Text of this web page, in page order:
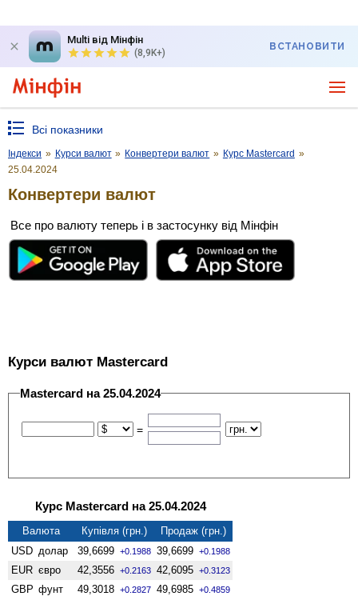
Multi від Мінфін
(8,9K+)
ВСТАНОВИТИ
Всі показники
Індекси » Курси валют » Конвертери валют » Курс Mastercard »
25.04.2024
Конвертери валют
Все про валюту теперь і в застосунку від Мінфін
Курси валют Mastercard
Mastercard на 25.04.2024
=
Курс Mastercard на 25.04.2024
Валюта Купівля (грн.)
Продаж (грн.)
USD долар 39,6699 +0.1988 39,6699 +0.1988
EUR євро 42,3556 +0.2163 42,6095 +0.3123
GBP фунт 49,3018 +0.2827 49,6985 +0.4859